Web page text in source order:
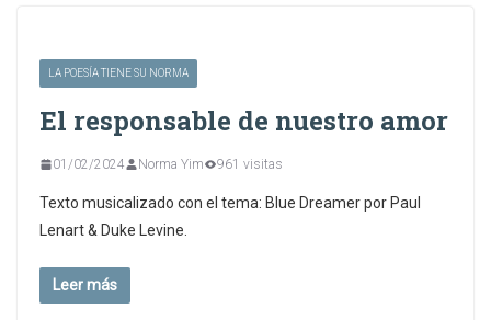
LA POESÍA TIENE SU NORMA
El responsable de nuestro amor
01/02/2024 Norma Yim 961 visitas
Texto musicalizado con el tema: Blue Dreamer por Paul
Lenart & Duke Levine.
Leer más